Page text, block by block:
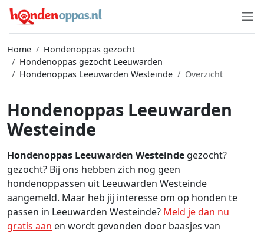
Home
Hondenoppas gezocht
Hondenoppas gezocht Leeuwarden
Hondenoppas Leeuwarden Westeinde
Overzicht
Hondenoppas Leeuwarden
Westeinde
Hondenoppas Leeuwarden Westeinde gezocht?
gezocht? Bij ons hebben zich nog geen
hondenoppassen uit Leeuwarden Westeinde
aangemeld. Maar heb jij interesse om op honden te
passen in Leeuwarden Westeinde? Meld je dan nu
gratis aan en wordt gevonden door baasjes van